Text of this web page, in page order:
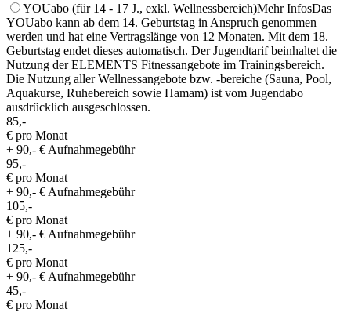
YOUabo (für 14 - 17 J., exkl. Wellnessbereich)Mehr InfosDas
YOUabo kann ab dem 14. Geburtstag in Anspruch genommen
werden und hat eine Vertragslänge von 12 Monaten. Mit dem 18.
Geburtstag endet dieses automatisch. Der Jugendtarif beinhaltet die
Nutzung der ELEMENTS Fitnessangebote im Trainingsbereich.
Die Nutzung aller Wellnessangebote bzw. -bereiche (Sauna, Pool,
Aquakurse, Ruhebereich sowie Hamam) ist vom Jugendabo
ausdrücklich ausgeschlossen.
85,-
€ pro Monat
+ 90,- € Aufnahmegebühr
95,-
€ pro Monat
+ 90,- € Aufnahmegebühr
105,-
€ pro Monat
+ 90,- € Aufnahmegebühr
125,-
€ pro Monat
+ 90,- € Aufnahmegebühr
45,-
€ pro Monat